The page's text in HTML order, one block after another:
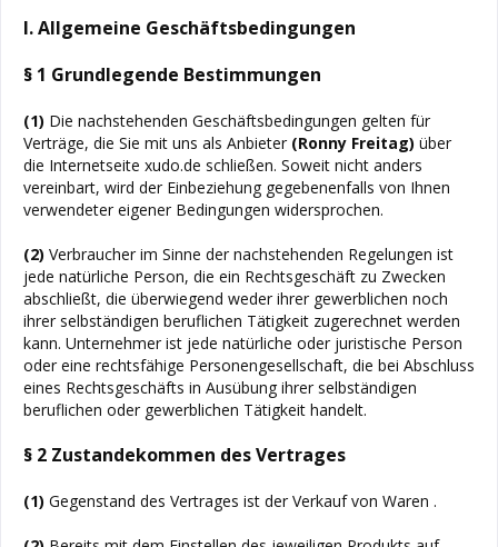
I. Allgemeine Geschäftsbedingungen
§ 1 Grundlegende Bestimmungen
(1) Die nachstehenden Geschäftsbedingungen gelten für
Verträge, die Sie mit uns als Anbieter (Ronny Freitag) über
die Internetseite xudo.de schließen. Soweit nicht anders
vereinbart, wird der Einbeziehung gegebenenfalls von Ihnen
verwendeter eigener Bedingungen widersprochen.
(2) Verbraucher im Sinne der nachstehenden Regelungen ist
jede natürliche Person, die ein Rechtsgeschäft zu Zwecken
abschließt, die überwiegend weder ihrer gewerblichen noch
ihrer selbständigen beruflichen Tätigkeit zugerechnet werden
kann. Unternehmer ist jede natürliche oder juristische Person
oder eine rechtsfähige Personengesellschaft, die bei Abschluss
eines Rechtsgeschäfts in Ausübung ihrer selbständigen
beruflichen oder gewerblichen Tätigkeit handelt.
§ 2 Zustandekommen des Vertrages
(1) Gegenstand des Vertrages ist der Verkauf von Waren .